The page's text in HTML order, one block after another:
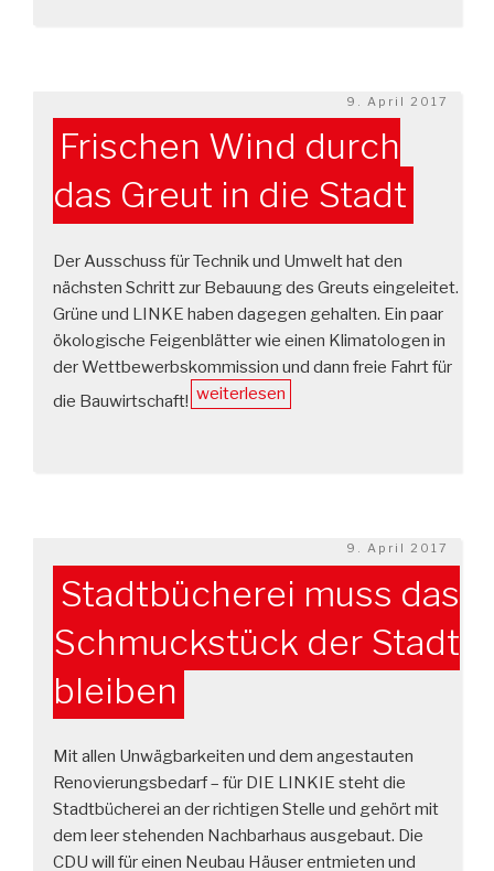
Veröffentlicht
am
9. April 2017
Frischen Wind durch
das Greut in die Stadt
Der Ausschuss für Technik und Umwelt hat den
nächsten Schritt zur Bebauung des Greuts eingeleitet.
Grüne und LINKE haben dagegen gehalten. Ein paar
ökologische Feigenblätter wie einen Klimatologen in
der Wettbewerbskommission und dann freie Fahrt für
die Bauwirtschaft! „Frischen
Stadt“
weiterlesen
Veröffentlicht
am
9. April 2017
Stadtbücherei muss das
Schmuckstück der Stadt
bleiben
Mit allen Unwägbarkeiten und dem angestauten
Renovierungsbedarf – für DIE LINKIE steht die
Stadtbücherei an der richtigen Stelle und gehört mit
dem leer stehenden Nachbarhaus ausgebaut. Die
CDU will für einen Neubau Häuser entmieten und